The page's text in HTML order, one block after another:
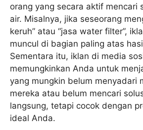
orang yang secara aktif mencari
air. Misalnya, jika seseorang
keruh” atau “jasa water filter”,
muncul di bagian paling atas
Sementara itu, iklan di media
memungkinkan Anda untuk
yang mungkin belum menyadari
mereka atau belum mencari
langsung, tetapi cocok dengan
ideal Anda.